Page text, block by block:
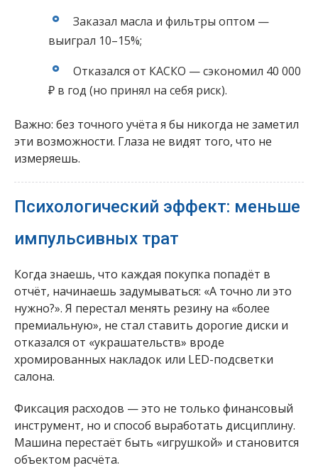
Заказал масла и фильтры оптом —
выиграл 10–15%;
Отказался от КАСКО — сэкономил 40 000
₽ в год (но принял на себя риск).
Важно: без точного учёта я бы никогда не заметил
эти возможности. Глаза не видят того, что не
измеряешь.
Психологический эффект: меньше
импульсивных трат
Когда знаешь, что каждая покупка попадёт в
отчёт, начинаешь задумываться: «А точно ли это
нужно?». Я перестал менять резину на «более
премиальную», не стал ставить дорогие диски и
отказался от «украшательств» вроде
хромированных накладок или LED-подсветки
салона.
Фиксация расходов — это не только финансовый
инструмент, но и способ выработать дисциплину.
Машина перестаёт быть «игрушкой» и становится
объектом расчёта.